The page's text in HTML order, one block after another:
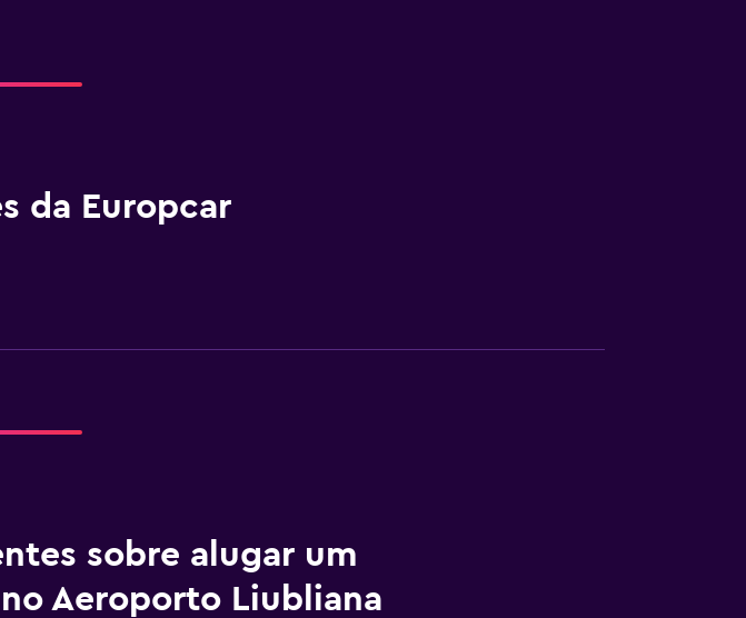
da Europcar
sobre alugar um
Aeroporto Liubliana